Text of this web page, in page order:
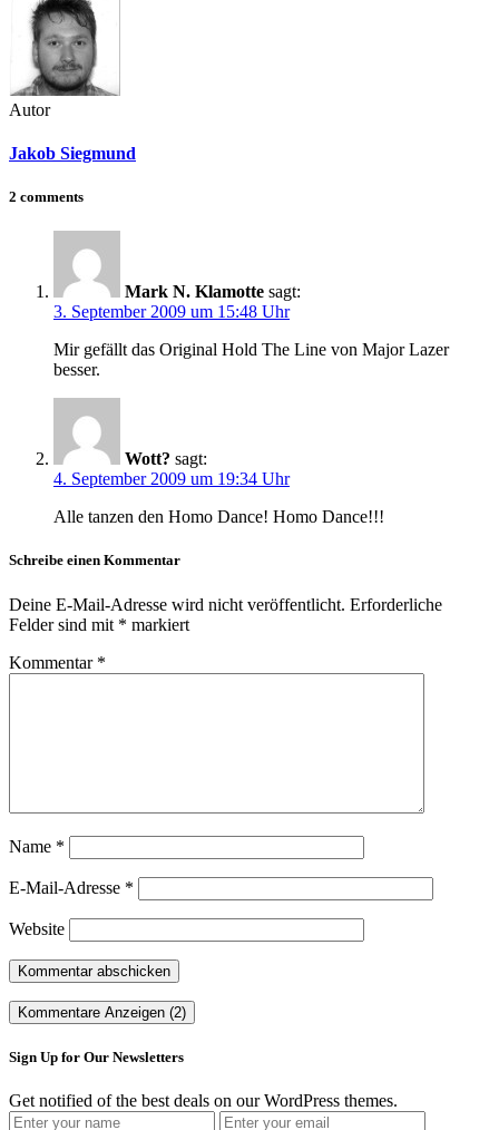
Autor
Jakob Siegmund
2 comments
Mark N. Klamotte sagt:
3. September 2009 um 15:48 Uhr
Mir gefällt das Original Hold The Line von Major Lazer
besser.
Wott? sagt:
4. September 2009 um 19:34 Uhr
Alle tanzen den Homo Dance! Homo Dance!!!
Schreibe einen Kommentar
Deine E-Mail-Adresse wird nicht veröffentlicht. Erforderliche
Felder sind mit * markiert
Kommentar *
Name *
E-Mail-Adresse *
Website
Kommentare Anzeigen (2)
Sign Up for Our Newsletters
Get notified of the best deals on our WordPress themes.